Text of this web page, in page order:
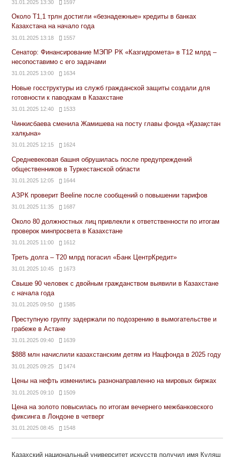
31.01.2025 13:30 1597
Около Т1,1 трлн достигли «безнадежные» кредиты в банках
Казахстана на начало года
31.01.2025 13:18 1557
Сенатор: Финансирование МЭПР РК «Казгидромета» в Т12 млрд –
несопоставимо с его задачами
31.01.2025 13:00 1634
Новые госструктуры из служб гражданской защиты создали для
готовности к паводкам в Казахстане
31.01.2025 12:40 1533
Чинкисбаева сменила Жамишева на посту главы фонда «Қазақстан
халқына»
31.01.2025 12:15 1624
Средневековая башня обрушилась после предупреждений
общественников в Туркестанской области
31.01.2025 12:05 1644
АЗРК проверит Beeline после сообщений о повышении тарифов
31.01.2025 11:35 1687
Около 80 должностных лиц привлекли к ответственности по итогам
проверок минпросвета в Казахстане
31.01.2025 11:00 1612
Треть долга – Т20 млрд погасил «Банк ЦентрКредит»
31.01.2025 10:45 1673
Свыше 90 человек с двойным гражданством выявили в Казахстане
с начала года
31.01.2025 09:50 1585
Преступную группу задержали по подозрению в вымогательстве и
грабеже в Астане
31.01.2025 09:40 1639
$888 млн начислили казахстанским детям из Нацфонда в 2025 году
31.01.2025 09:25 1474
Цены на нефть изменились разнонаправленно на мировых биржах
31.01.2025 09:10 1509
Цена на золото повысилась по итогам вечернего межбанковского
фиксинга в Лондоне в четверг
31.01.2025 08:45 1548
Казахский национальный университет искусств получил имя Куляш